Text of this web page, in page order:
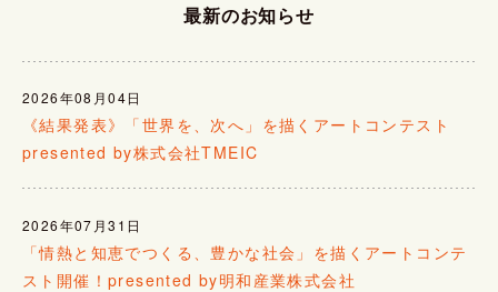
最新のお知らせ
2026年08月04日
《結果発表》「世界を、次へ」を描くアートコンテスト
presented by株式会社TMEIC
2026年07月31日
「情熱と知恵でつくる、豊かな社会」を描くアートコンテ
スト開催！presented by明和産業株式会社